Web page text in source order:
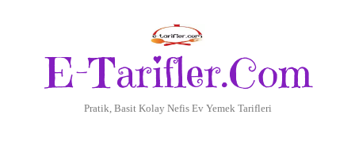
E-Tarifler.Com
Pratik, Basit Kolay Nefis Ev Yemek Tarifleri